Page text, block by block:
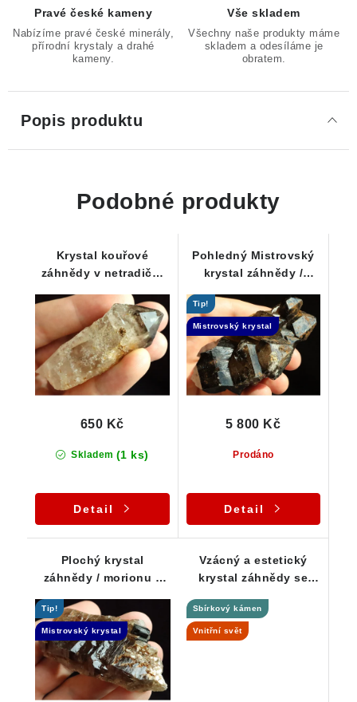
Pravé české kameny
Nabízíme pravé české minerály,
přírodní krystaly a drahé
kameny.
Vše skladem
Všechny naše produkty máme
skladem a odesíláme je
obratem.
Popis produktu
Podobné produkty
Krystal kouřové
záhnědy v netradiční
Skladem (1 ks)
650 Kč
Detail
Pohledný Mistrovský
krystal záhnědy /
Andělů
Tip!
Mistrovský krystal
Prodáno
5 800 Kč
Detail
Plochý krystal
záhnědy / morionu s
Elestial
Tip!
Mistrovský krystal
Vzácný a estetický
krystal záhnědy se
jehlicovitými skoryly /
dravity
Sbírkový kámen
Vnitřní svět